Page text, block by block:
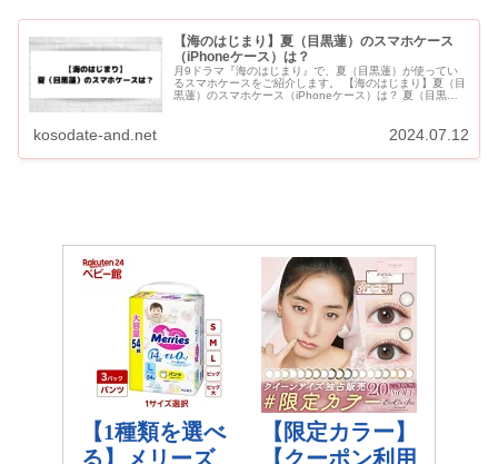
【海のはじまり】夏（目黒蓮）のスマホケース
（iPhoneケース）は？
月9ドラマ『海のはじまり』で、夏（目黒蓮）が使ってい
るスマホケースをご紹介します。 【海のはじまり】夏（目
黒蓮）のスマホケース（iPhoneケース）は？ 夏（目黒
kosodate-and.net 2024.07.12